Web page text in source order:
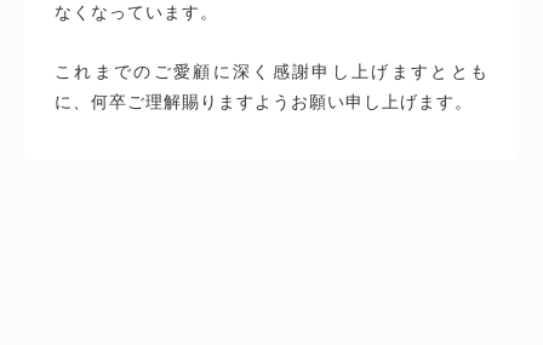
なくなっています。
これまでのご愛顧に深く感謝申し上げますととも
に、何卒ご理解賜りますようお願い申し上げます。